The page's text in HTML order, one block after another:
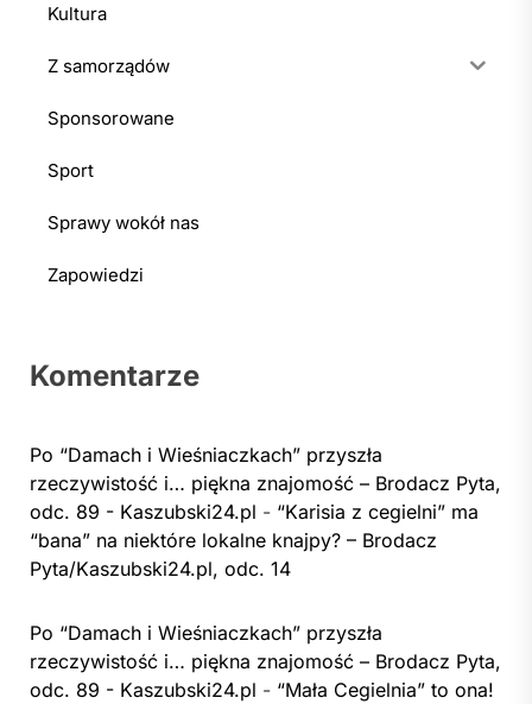
Kultura
Z samorządów
Sponsorowane
Sport
Sprawy wokół nas
Zapowiedzi
Komentarze
Po “Damach i Wieśniaczkach” przyszła
rzeczywistość i… piękna znajomość – Brodacz Pyta,
odc. 89 - Kaszubski24.pl - “Karisia z cegielni” ma
“bana” na niektóre lokalne knajpy? – Brodacz
Pyta/Kaszubski24.pl, odc. 14
Po “Damach i Wieśniaczkach” przyszła
rzeczywistość i… piękna znajomość – Brodacz Pyta,
odc. 89 - Kaszubski24.pl - “Mała Cegielnia” to ona!